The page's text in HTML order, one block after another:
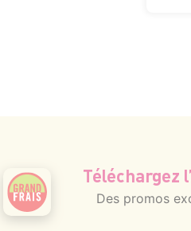
Téléchargez
Des promos